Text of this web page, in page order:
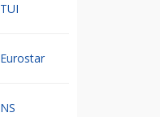
TUI
Eurostar
NS